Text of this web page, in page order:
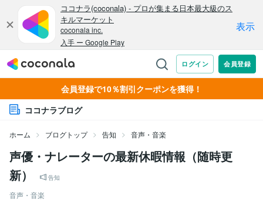
会員登録で10％割引クーポンを獲得！
ココナラブログ
ホーム ブログトップ 告知 音声・音楽
声優・ナレーターの最新休暇情報（随時更
新）
告知
音声・音楽